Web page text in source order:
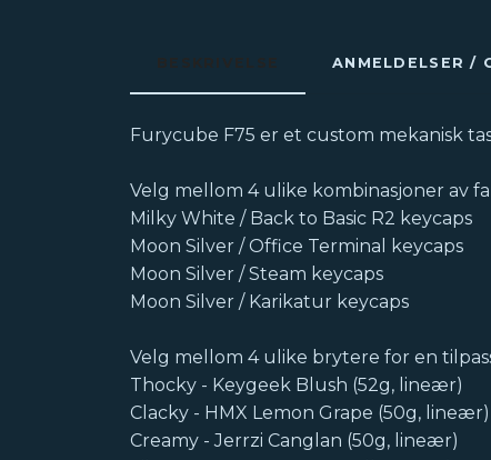
ANMELDELSER /
Furycube F75 er et custom mekanisk
Velg mellom 4 ulike kombinasjoner av
Milky White / Back to Basic R2 keycaps
Moon Silver / Office Terminal keycaps
Moon Silver / Steam keycaps
Moon Silver / Karikatur keycaps
Velg mellom 4 ulike brytere for en
Thocky - Keygeek Blush (52g, lineær)
Clacky - HMX Lemon Grape (50g, lineær)
Creamy - Jerrzi Canglan (50g, lineær)